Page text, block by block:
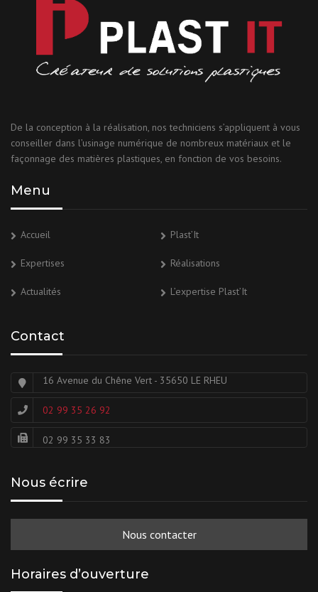
De la conception à la réalisation, nos techniciens s’appliquent à vous
conseiller dans l’usinage numérique de nombreux matériaux et le
façonnage des matières plastiques, en fonction de vos besoins.
Menu
Accueil Plast’It
Expertises Réalisations
Actualités L’expertise Plast’It
Contact
16 Avenue du Chêne Vert - 35650 LE RHEU
02 99 35 26 92
02 99 35 33 83
Nous écrire
Nous contacter
Horaires d’ouverture